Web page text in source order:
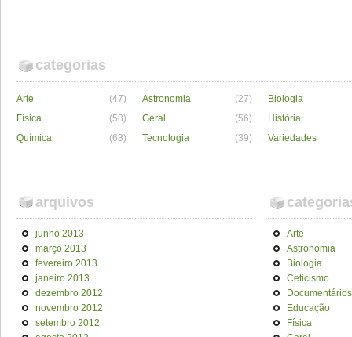
categorias
Arte (47) Astronomia (27)
Biologia
Física
(58) Geral (56)
História
Química
(63) Tecnologia (39) Variedades
arquivos
junho 2013
março 2013
fevereiro 2013
janeiro 2013
dezembro 2012
novembro 2012
setembro 2012
Arte
Astronomia
Biologia
Ceticismo
Documentários
Educação
Física